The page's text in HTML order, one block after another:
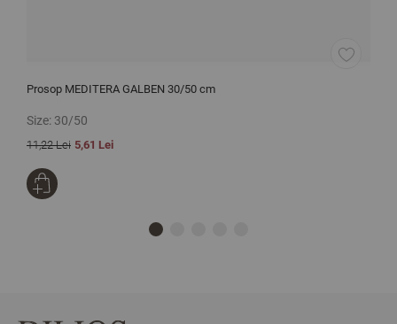
Prosop MEDITERA GALBEN 30/50 cm
Size: 30/50
11,22 Lei 5,61 Lei